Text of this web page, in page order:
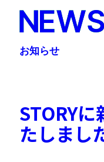
NEWS
お知らせ
STORY
たしまし